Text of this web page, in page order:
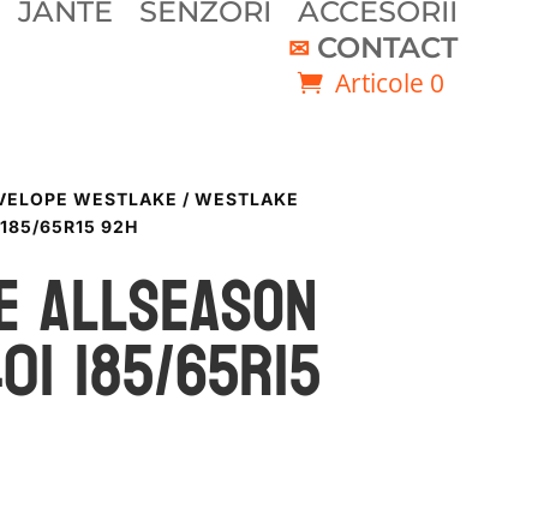
JANTE SENZORI
ACCESORII
CONTACT
Articole 0
WESTLAKE / WESTLAKE
65R15 92H
185/65R15